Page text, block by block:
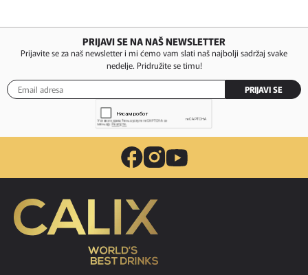
PRIJAVI SE NA NAŠ NEWSLETTER
Prijavite se za naš newsletter i mi ćemo vam slati naš najbolji sadržaj svake
nedelje. Pridružite se timu!
PRIJAVI SE